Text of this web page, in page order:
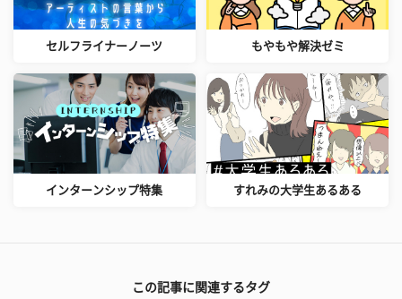
セルフライナーノーツ もやもや解決ゼミ
インターンシップ特集 すれみの大学生あるある
この記事に関連するタグ